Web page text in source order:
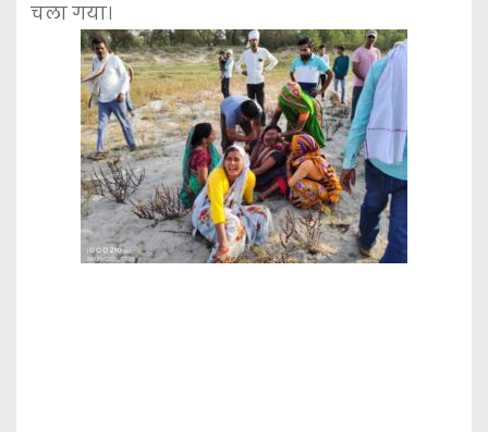
चला गया।